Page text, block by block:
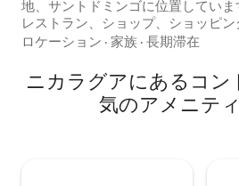
地、サントドミンゴに位置していま
レストラン、ショップ、ショッピン
ンター、スーパーマーケットなどか
アパートには以下のものがあります
寝室2室 - 2 1/2バスルーム - リビン
ム - ケーブルテレビ - Wi-Fi - 洗濯機と乾燥
ロケーション · 家族 · 長期滞在
ニカラグアにあるコン
気のアメニテ